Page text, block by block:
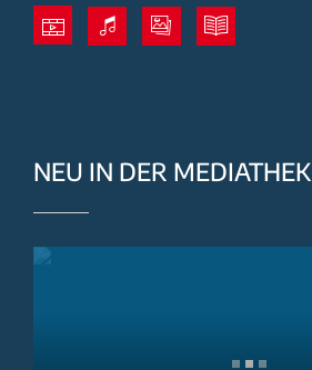
NEU IN DER MEDIATHEK